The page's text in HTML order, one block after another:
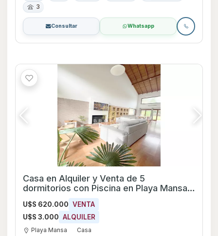
3
Consultar Whatsapp
Casa en Alquiler y Venta de 5
dormitorios con Piscina en Playa Mansa,
U$S 620.000 VENTA
U$S 3.000 ALQUILER
Playa Mansa Casa